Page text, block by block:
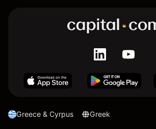
Greece & Cyrpus Greek